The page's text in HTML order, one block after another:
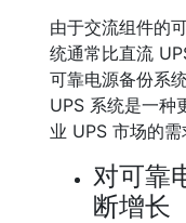
由于交流组件的
统通常比直流
可靠电源备份系
UPS 系统是一种
业 UPS 市场的需
对可靠
断增长